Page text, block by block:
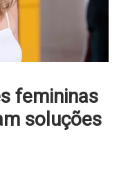
femininas
soluções